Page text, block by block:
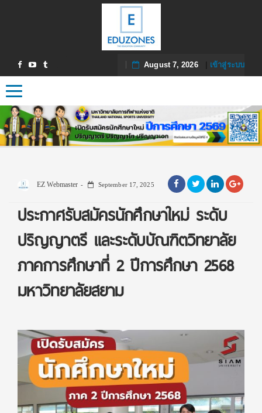
August 7, 2026| เข้าสู่ระบบ
Toggle navigation
EZ Webmaster September 17, 2025
ประกาศรับสมัครนักศึกษาใหม่ ระดับ
ปริญญาตรี และระดับบัณฑิตวิทยาลัย
ภาคการศึกษาที่ 2 ปีการศึกษา 2568
มหาวิทยาลัยสยาม